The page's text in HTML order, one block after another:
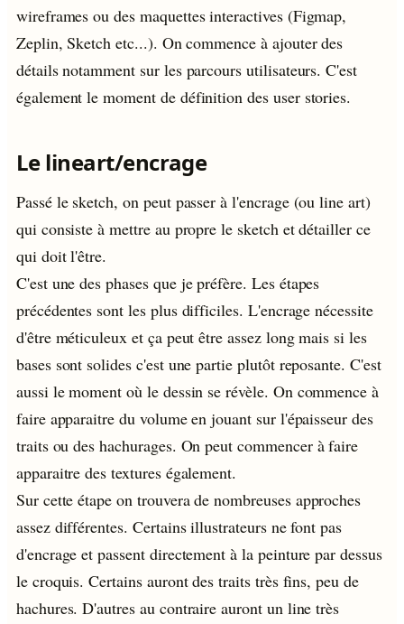
wireframes ou des maquettes interactives (Figmap,
Zeplin, Sketch etc...). On commence à ajouter des
détails notamment sur les parcours utilisateurs. C'est
également le moment de définition des user stories.
Le lineart/encrage
Passé le sketch, on peut passer à l'encrage (ou line art)
qui consiste à mettre au propre le sketch et détailler ce
qui doit l'être.
C'est une des phases que je préfère. Les étapes
précédentes sont les plus difficiles. L'encrage nécessite
d'être méticuleux et ça peut être assez long mais si les
bases sont solides c'est une partie plutôt reposante. C'est
aussi le moment où le dessin se révèle. On commence à
faire apparaitre du volume en jouant sur l'épaisseur des
traits ou des hachurages. On peut commencer à faire
apparaitre des textures également.
Sur cette étape on trouvera de nombreuses approches
assez différentes. Certains illustrateurs ne font pas
d'encrage et passent directement à la peinture par dessus
le croquis. Certains auront des traits très fins, peu de
hachures. D'autres au contraire auront un line très